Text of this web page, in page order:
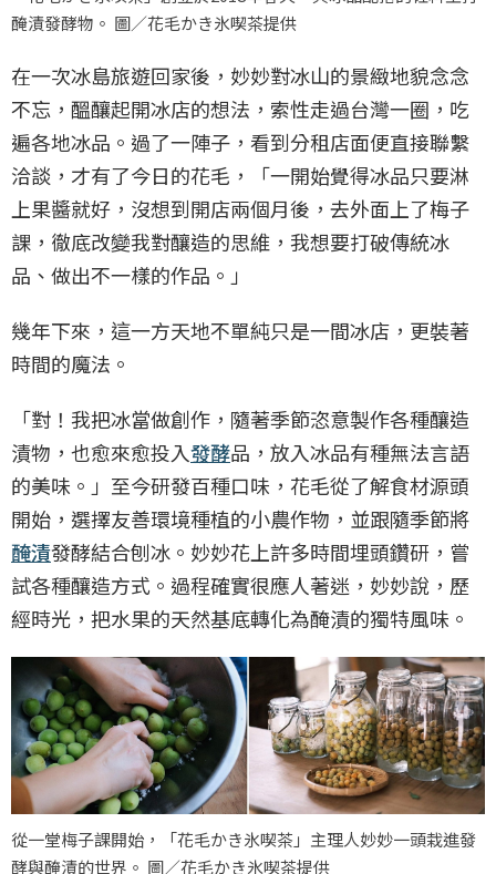
醃漬發酵物。 圖／花毛かき氷喫茶提供
在一次冰島旅遊回家後，妙妙對冰山的景緻地貌念念
不忘，醞釀起開冰店的想法，索性走過台灣一圈，吃
遍各地冰品。過了一陣子，看到分租店面便直接聯繫
洽談，才有了今日的花毛，「一開始覺得冰品只要淋
上果醬就好，沒想到開店兩個月後，去外面上了梅子
課，徹底改變我對釀造的思維，我想要打破傳統冰
品、做出不一樣的作品。」
幾年下來，這一方天地不單純只是一間冰店，更裝著
時間的魔法。
「對！我把冰當做創作，隨著季節恣意製作各種釀造
漬物，也愈來愈投入發酵品，放入冰品有種無法言語
的美味。」至今研發百種口味，花毛從了解食材源頭
開始，選擇友善環境種植的小農作物，並跟隨季節將
醃漬發酵結合刨冰。妙妙花上許多時間埋頭鑽研，嘗
試各種釀造方式。過程確實很應人著迷，妙妙說，歷
經時光，把水果的天然基底轉化為醃漬的獨特風味。
從一堂梅子課開始，「花毛かき氷喫茶」主理人妙妙一頭栽進發
酵與醃漬的世界。 圖／花毛かき氷喫茶提供